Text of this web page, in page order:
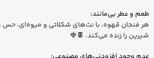
طعم و عطر بی‌مانند:
هر فنجان قهوه، با نت‌های شکلاتی و میوه‌ای، حس
شیرین را زنده می‌کند. 🍫🍓